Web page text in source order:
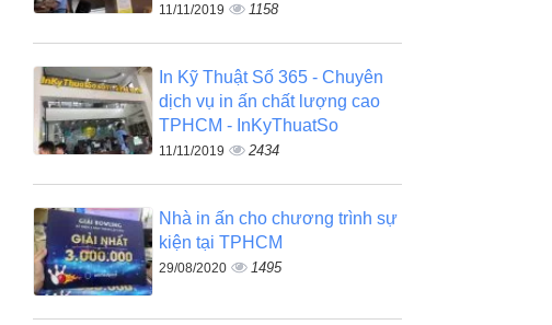
11/11/2019 1158
In Kỹ Thuật Số 365 - Chuyên
dịch vụ in ấn chất lượng cao
TPHCM - InKyThuatSo
11/11/2019 2434
Nhà in ấn cho chương trình sự
kiện tại TPHCM
29/08/2020 1495